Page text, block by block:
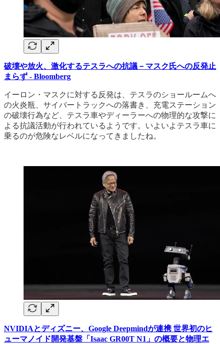
破壊や放火、激化するテスラへの抗議－マスク氏への反発止
まらず - Bloomberg
イーロン・マスクに対する反発は、テスラのショールームへ
の火炎瓶、サイバートラックへの落書き、充電ステーション
の破壊行為など、テスラ車やディーラーへの物理的な攻撃に
よる抗議活動が行われているようです。いよいよテスラ車に
乗るのが危険なレベルになってきましたね。
NVIDIAとディズニー、Google Deepmindが連携 世界初のヒ
ューマノイド開発基盤「Isaac GR00T N1」の概要と物理エ